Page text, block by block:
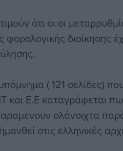
ότι οι οι
φορολογικής διοίκησης
( 121 σελίδες)
και Ε.Ε καταγράφεται
ολάνοιχτα
στις ελληνικές